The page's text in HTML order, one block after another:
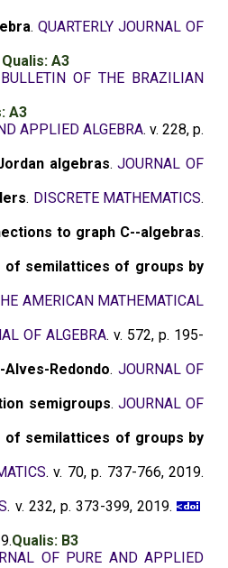
. QUARTERLY JOURNAL OF
Qualis: A3
BULLETIN OF THE BRAZILIAN
A3
APPLIED ALGEBRA. v. 228, p.
algebras.JOURNAL OF
. DISCRETE MATHEMATICS.
to graph C--algebras.
of semilattices of groups by
AMERICAN MATHEMATICAL
OF ALGEBRA. v. 572, p. 195-
Redondo. JOURNAL OF
semigroups. JOURNAL OF
of semilattices of groups by
. v. 70, p. 737-766, 2019.
. v. 232, p. 373-399, 2019.
Qualis: B3
OF PURE AND APPLIED